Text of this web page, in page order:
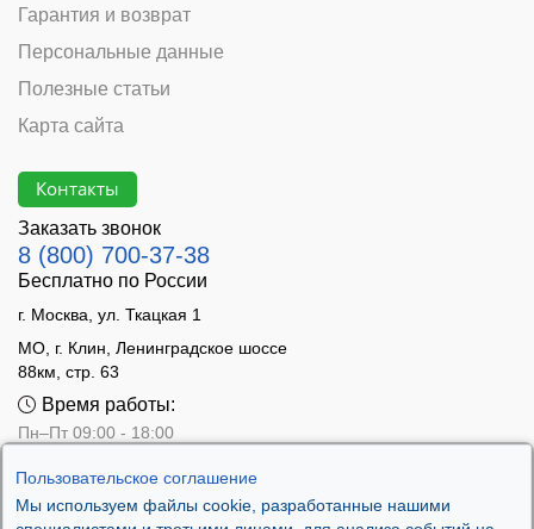
Пользовательское соглашение
Мы используем файлы cookie, разработанные нашими
Гарантия и возврат
Персональные данные
Полезные статьи
Карта сайта
Контакты
Заказать звонок
8 (800) 700-37-38
Бесплатно по России
г. Москва, ул. Ткацкая 1
МО, г. Клин, Ленинградское шоссе
88км, стр. 63
Время работы:
Пн–Пт 09:00 - 18:00
Вс - выходной